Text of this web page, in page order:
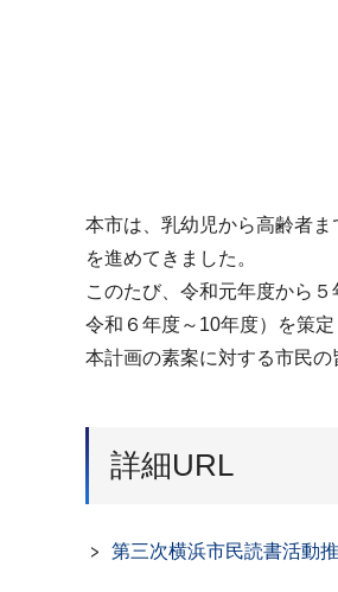
本市は、乳幼児から高齢者
を進めてきました。
このたび、令和元年度から
令和６年度～10年度）を策定
本計画の素案に対する市民の
詳細URL
第三次横浜市民読書活動